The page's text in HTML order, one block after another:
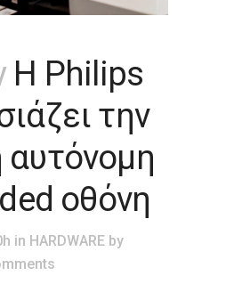
Η Philips
την
οθόνη
in HARDWARE by